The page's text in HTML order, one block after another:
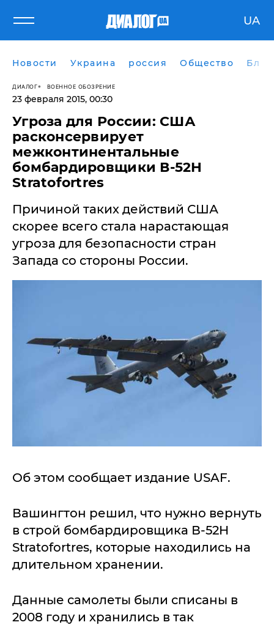
UA
Новости Украина россия Общество
ДИАЛОГ ВОЕННОЕ ОБОЗРЕНИЕ
23 февраля 2015, 00:30
Угроза для России: США
расконсервирует
межконтинентальные
бомбардировщики В-52H
Stratofortres
Причиной таких действий США
скорее всего стала нарастающая
угроза для безопасности стран
Запада со стороны России.
Об этом сообщает издание USAF.
Вашингтон решил, что нужно вернуть
в строй бомбардировщика В-52H
Stratofortres, которые находились на
длительном хранении.
Данные самолеты были списаны в
2008 году и хранились в так